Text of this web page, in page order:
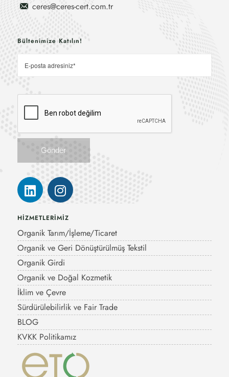
ceres@ceres-cert.com.tr
Bültenimize Katılın!
HİZMETLERİMİZ
Organik Tarım/İşleme/Ticaret
Organik ve Geri Dönüştürülmüş Tekstil
Organik Girdi
Organik ve Doğal Kozmetik
İklim ve Çevre
Sürdürülebilirlik ve Fair Trade
BLOG
KVKK Politikamız